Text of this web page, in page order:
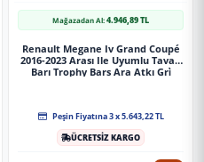
Tavan Çıtası Parlak Siyah
Teslimat
Mağazadan Al:4.946,89 TL
Renault Megane Iv Grand Coupé
2016-2023 Arası Ile Uyumlu Tavan
Barı Trophy Bars Ara Atkı Gri̇
Peşin Fiyatına 3 x 5.643,22 TL
ÜCRETSİZ KARGO